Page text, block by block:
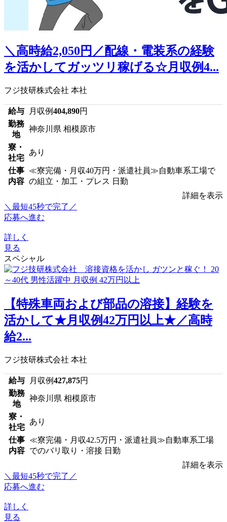
＼高時給2,050円／配線・電装系の経験
を活かしてガッツリ稼げる☆月収例4...
フジ技研株式会社 本社
給与 月収例404,890円
勤務
地
神奈川県 相模原市
寮・
社宅
あり
仕事
内容
≪寮完備・月収40万円・派遣社員≫自動車系工場で
の組立・加工・プレス 日勤
詳細を表示
＼最短45秒で完了／
応募へ進む
詳しく
見る
スペシャル
【特殊車両および部品の溶接】経験を
活かして★月収例42万円以上★／高時
給2...
フジ技研株式会社 本社
給与 月収例427,875円
勤務
地
神奈川県 相模原市
寮・
社宅
あり
仕事
内容
≪寮完備・月収42.5万円・派遣社員≫自動車系工場
でのバリ取り・溶接 日勤
詳細を表示
＼最短45秒で完了／
応募へ進む
詳しく
見る